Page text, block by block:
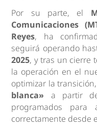
Por su parte, el
Comunicaciones
Reyes, ha
seguirá operando
2025, y tras un cierre
la operación en el
optimizar la
blanca» a partir
programados para
correctamente desde